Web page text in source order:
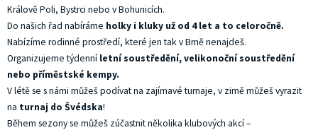
Králově Poli, Bystrci nebo v Bohunicích.
Do našich řad nabíráme holky i kluky už od 4 let a to celoročně.
Nabízíme rodinné prostředí, které jen tak v Brně nenajdeš.
Organizujeme týdenníletní soustředění, velikonoční soustředění
nebo příměstské kempy.
V létě se s námi můžeš podívat na zajímavé turnaje, v zimě můžeš vyrazit
na turnaj do Švédska!
Během sezony se můžeš zúčastnit několika klubových akcí –